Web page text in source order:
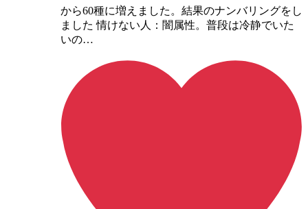
から60種に増えました。結果のナンバリングをし
ました 情けない人：闇属性。普段は冷静でいた
いの…